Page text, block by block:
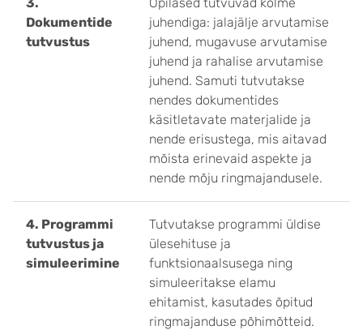
Dokumentide
tutvustus
juhendiga: jalajälje arvutamise
juhend, mugavuse arvutamise
juhend ja rahalise arvutamise
juhend. Samuti tutvutakse
nendes dokumentides
käsitletavate materjalide ja
nende erisustega, mis aitavad
mõista erinevaid aspekte ja
nende mõju ringmajandusele.
4. Programmi
tutvustus ja
simuleerimine
Tutvutakse programmi üldise
ülesehituse ja
funktsionaalsusega ning
simuleeritakse elamu
ehitamist, kasutades õpitud
ringmajanduse põhimõtteid.